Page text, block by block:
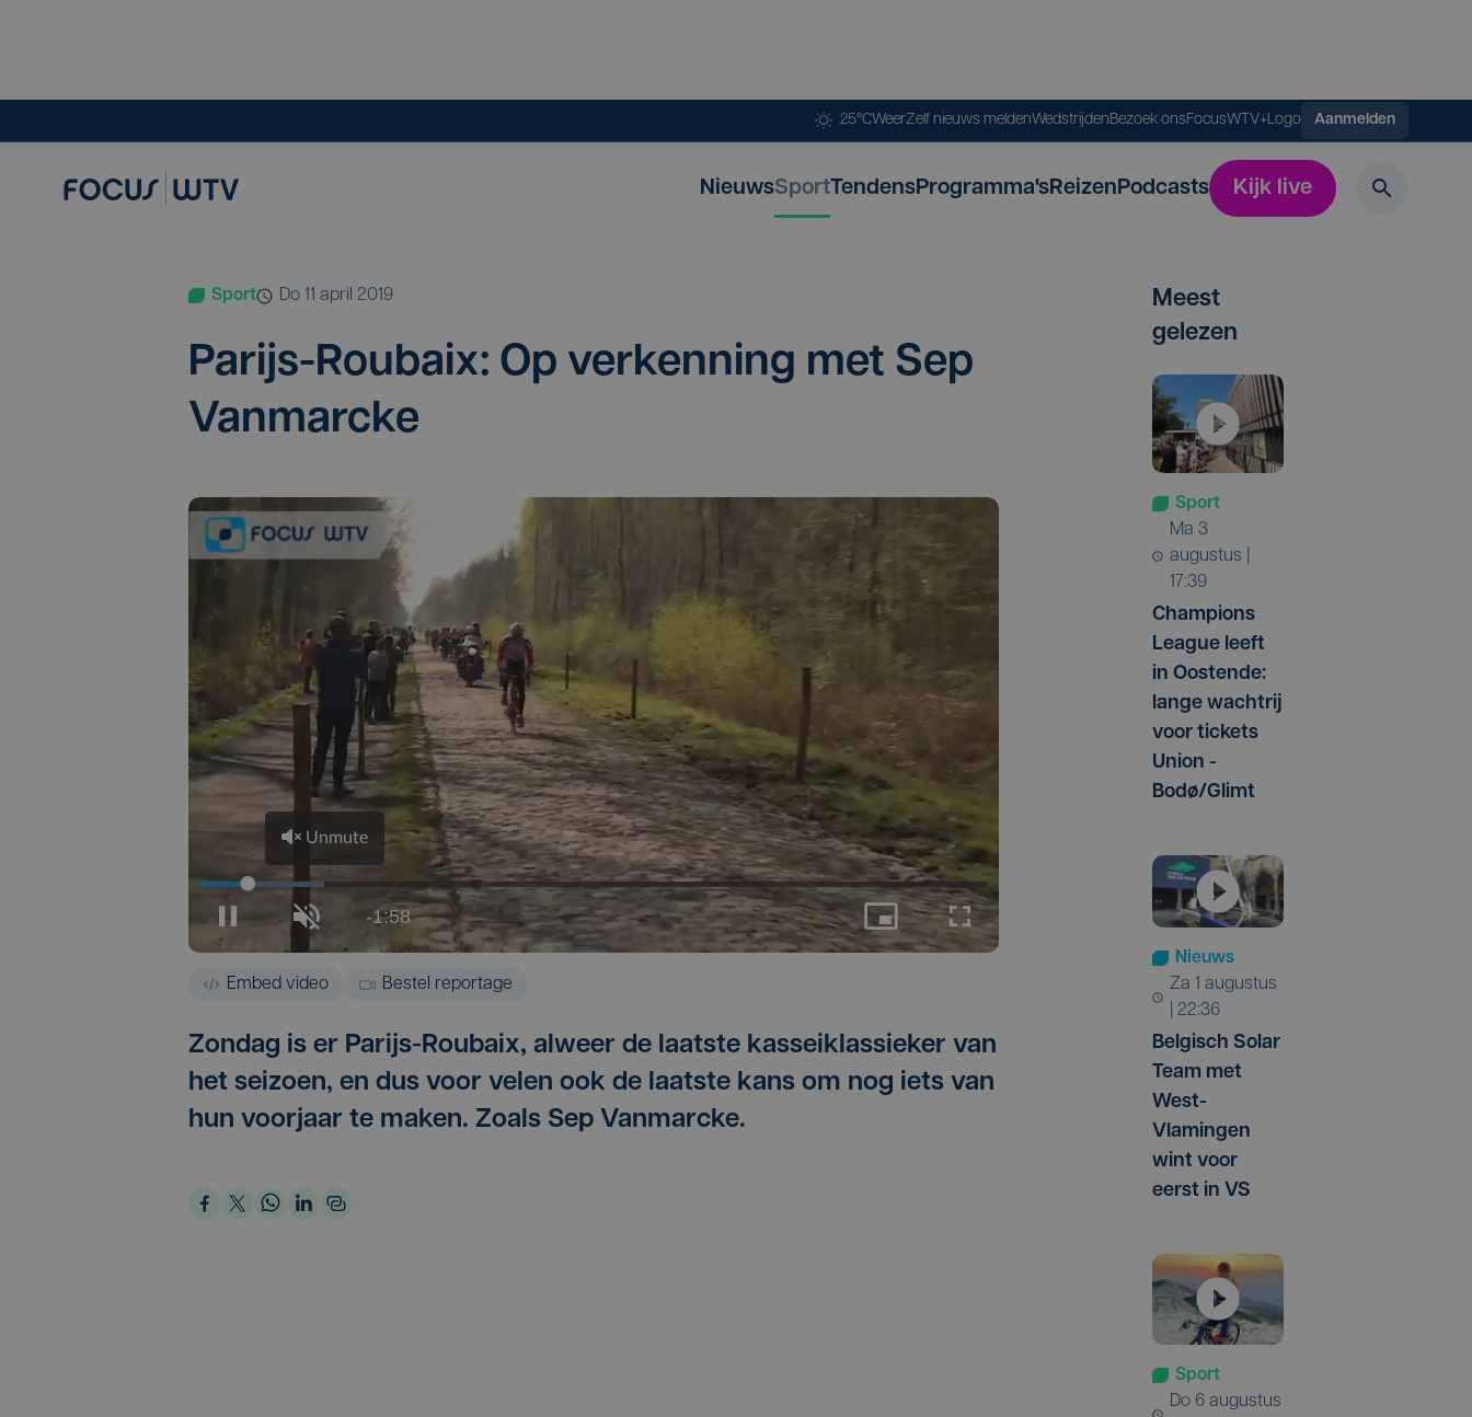
25°CWeerZelf nieuws meldenWedstrijdenBezoek onsFocusWTV+Logo Aanmelden
NieuwsSportTendensProgramma'sReizenPodcasts Kijk live
Sport do 11 april 2019
Parijs-Rou­baix: Op ver­ken­ning met Sep
Vanmarcke
Embed video Bestel reportage
Zondag is er Parijs-Roubaix, alweer de laatste kasseiklassieker van
het seizoen, en dus voor velen ook de laatste kans om nog iets van
hun voorjaar te maken. Zoals Sep Vanmarcke.
Meest
gelezen
Sport
ma 3
augustus |
17:39
Champions
League leeft
in Oostende:
lange wachtrij
voor tickets
Union -
Bodø/Glimt
Nieuws
za 1 augustus
| 22:36
Belgisch Solar
Team met
West-
Vlamingen
wint voor
eerst in VS
Sport
do 6 augustus